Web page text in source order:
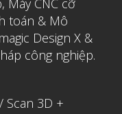
, Máy CNC cỡ
toán & Mô
Design X &
công nghiệp.
Scan 3D +